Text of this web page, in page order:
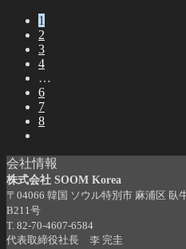
1
2
3
4
…
6
7
8
会社情報
株式会社 SOOM Korea
〒04066 韓国 ソウル特別市 麻浦区
B211号
T. 82-70-4607-6584
代表取締役社長 李 完圭